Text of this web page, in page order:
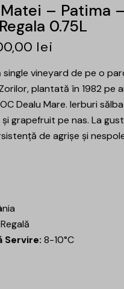
– Patima –
0.75L
lei
single vineyard de pe o
plantată în 1982 pe
Dealu Mare. Ierburi
grapefruit pe nas. La
de agrișe și
Servire: 8-10°C